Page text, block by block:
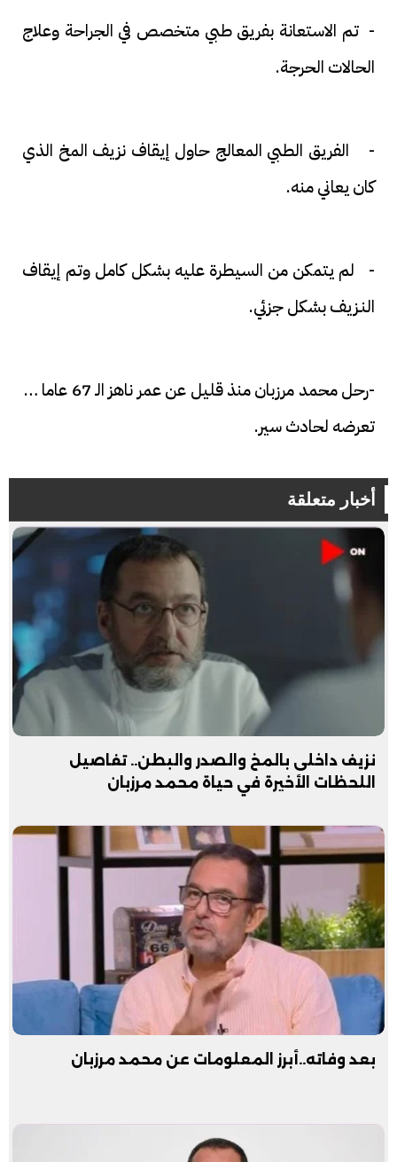
- تم الاستعانة بفريق طبي متخصص في الجراحة وعلاج
الحالات الحرجة.
- الفريق الطبي المعالج حاول إيقاف نزيف المخ الذي
كان يعاني منه.
- لم يتمكن من السيطرة عليه بشكل كامل وتم إيقاف
النـزيف بشكل جزئي.
-رحل محمد مرزبان منذ قليل عن عمر ناهز الـ 67 عاما إثر
تعرضه لحادث سير.
أخبار متعلقة
نزيف داخلى بالمخ والصدر والبطن.. تفاصيل
اللحظات الأخيرة في حياة محمد مرزبان
بعد وفاته..أبرز المعلومات عن محمد مرزبان